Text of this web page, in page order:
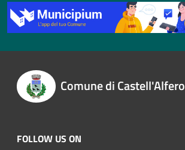
Comune di Castell'Alfero
FOLLOW US ON